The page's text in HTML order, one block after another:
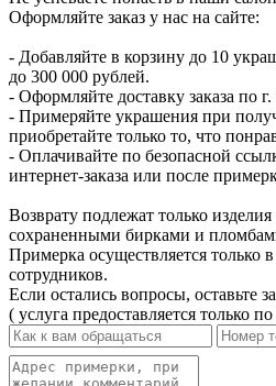
Оформляйте заказ у нас на сайте:
- Добавляйте в корзину до 10
до 300 000 рублей.
- Оформляйте доставку заказа по
- Примеряйте украшения при
приобретайте только то, что
- Оплачивайте по безопасной
интернет-заказа или после
Возврату подлежат только
сохраненными бирками и
Примерка осуществляется только
сотрудников.
Если остались вопросы, оставьте
( услуга предоставляется только